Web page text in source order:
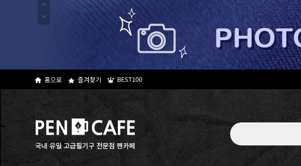
홈으로 즐겨찾기 BEST100